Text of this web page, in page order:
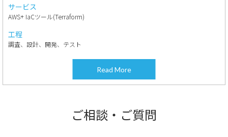
サービス
AWS+ IaCツール(Terraform)
工程
調査、設計、開発、テスト
Read More
ご相談・ご質問